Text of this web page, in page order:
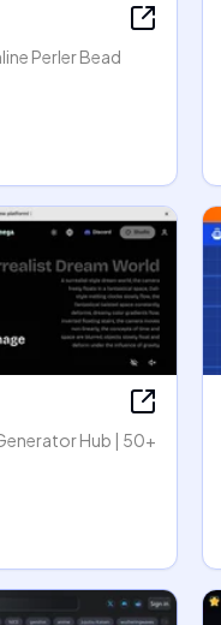
Perler Bead
Hub | 50+